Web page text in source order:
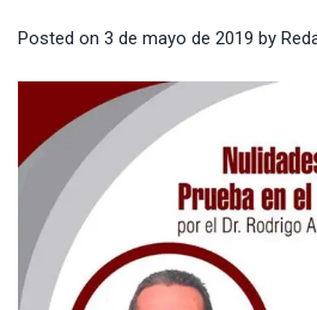
Posted on 3 de mayo de 2019 by